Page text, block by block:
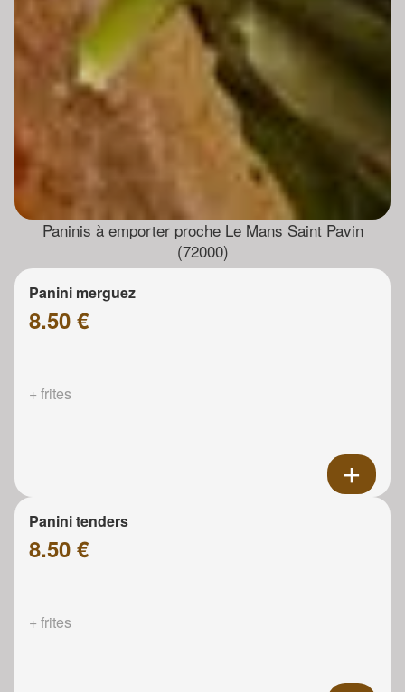
Paninis à emporter proche Le Mans Saint Pavin
(72000)
Panini merguez
8.50 €
+ frites
Panini tenders
8.50 €
+ frites